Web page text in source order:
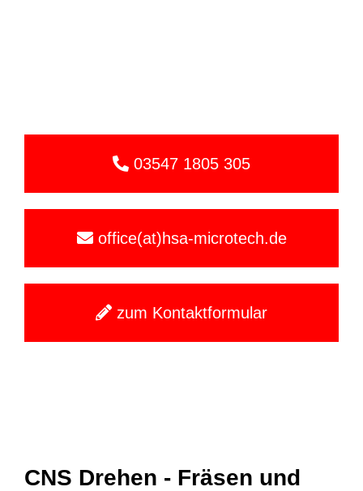
03547 1805 305
office(at)hsa-microtech.de
zum Kontaktformular
CNS Drehen - Fräsen und